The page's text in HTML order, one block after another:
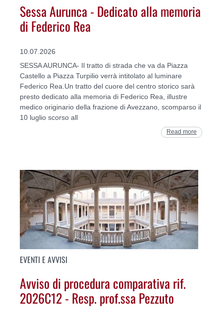
Sessa Aurunca - Dedicato alla memoria
di Federico Rea
10.07.2026
SESSA AURUNCA- Il tratto di strada che va da Piazza
Castello a Piazza Turpilio verrà intitolato al luminare
Federico Rea.Un tratto del cuore del centro storico sarà
presto dedicato alla memoria di Federico Rea, illustre
medico originario della frazione di Avezzano, scomparso il
10 luglio scorso all
Read more
EVENTI E AVVISI
Avviso di procedura comparativa rif.
2026C12 - Resp. prof.ssa Pezzuto